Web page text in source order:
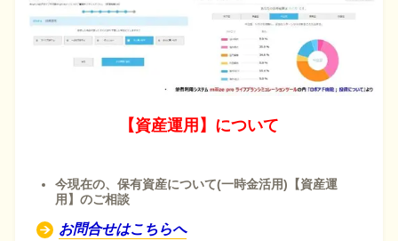
【資産運用】について
今現在の、保有資産について(一時金活用) 【資産運
用】のご相談
お問合せはこちらへ